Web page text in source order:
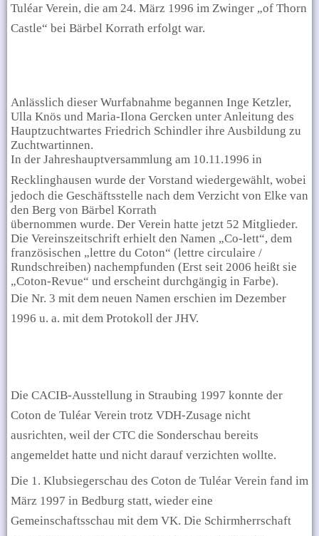
Tuléar Verein, die am 24. März 1996 im Zwinger „of Thorn
Castle“ bei Bärbel Korrath erfolgt war.
Anlässlich dieser Wurfabnahme begannen Inge Ketzler,
Ulla Knös und Maria-Ilona Gercken unter Anleitung des
Hauptzuchtwartes Friedrich Schindler ihre Ausbildung zu
Zuchtwartinnen.
In der Jahreshauptversammlung am 10.11.1996 in
Recklinghausen wurde der Vorstand wiedergewählt, wobei
jedoch die Geschäftsstelle nach dem Verzicht von Elke van
den Berg von Bärbel Korrath
übernommen wurde. Der Verein hatte jetzt 52 Mitglieder.
Die Vereinszeitschrift erhielt den Namen „Co-lett“, dem
französischen „lettre du Coton“ (lettre circulaire /
Rundschreiben) nachempfunden (Erst seit 2006 heißt sie
„Coton-Revue“ und erscheint durchgängig in Farbe).
Die Nr. 3 mit dem neuen Namen erschien im Dezember
1996 u. a. mit dem Protokoll der JHV.
Die CACIB-Ausstellung in Straubing 1997 konnte der
Coton de Tuléar Verein trotz VDH-Zusage nicht
ausrichten, weil der CTC die Sonderschau bereits
angemeldet hatte und nicht darauf verzichten wollte.
Die 1. Klubsiegerschau des Coton de Tuléar Verein fand im
März 1997 in Bedburg statt, wieder eine
Gemeinschaftsschau mit dem VK. Die Schirmherrschaft